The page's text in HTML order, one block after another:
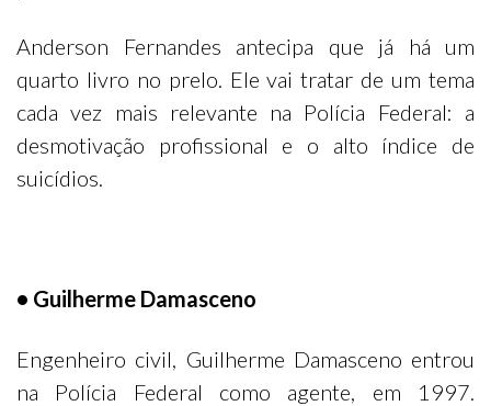
Anderson Fernandes antecipa que já há um
quarto livro no prelo. Ele vai tratar de um tema
cada vez mais relevante na Polícia Federal: a
desmotivação profissional e o alto índice de
suicídios.
• Guilherme Damasceno
Engenheiro civil, Guilherme Damasceno entrou
na Polícia Federal como agente, em 1997.